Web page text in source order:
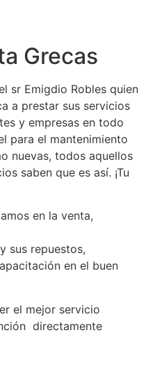
Grecas
sr Emigdio Robles quien
a prestar sus servicios
y empresas en todo
para el mantenimiento
nuevas, todos aquellos
saben que es así. ¡Tu
en la venta,
sus repuestos,
en el buen
el mejor servicio
directamente